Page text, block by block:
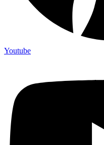
Youtube